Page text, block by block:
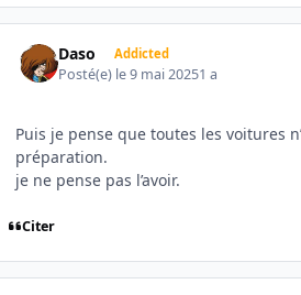
Daso Addicted
Posté(e) le 9 mai 20251 a
Puis je pense que toutes les voitures
préparation.
je ne pense pas l’avoir.
Citer